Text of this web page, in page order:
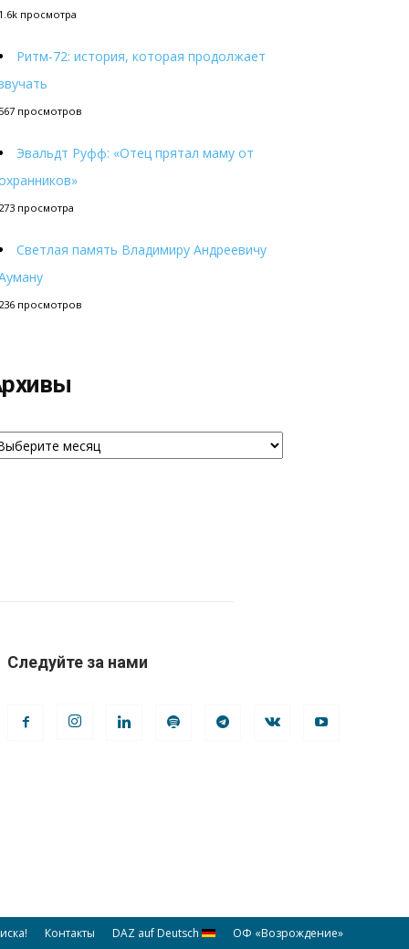
просмотра
Ритм-72: история, которая продолжает
просмотров
Эвальдт Руфф: «Отец прятал маму от
просмотра
Светлая память Владимиру Андреевичу
просмотров
Следуйте за нами
Контакты DAZ auf Deutsch ОФ «Возрождение»